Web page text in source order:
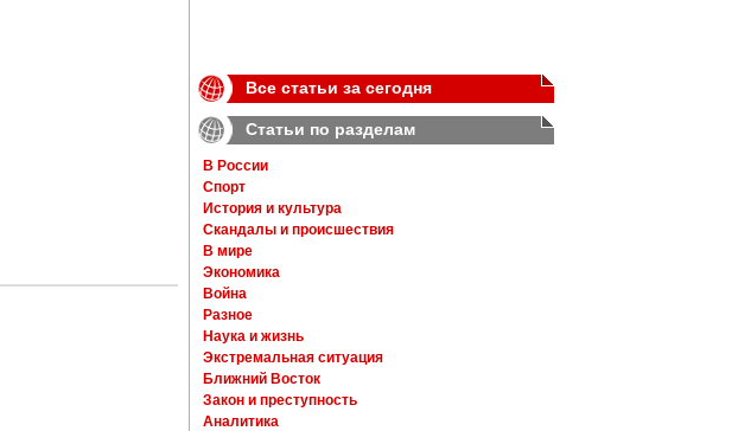
Все статьи за сегодня
Статьи по разделам
В России
Спорт
История и культура
Скандалы и происшествия
В мире
Экономика
Война
Разное
Наука и жизнь
Экстремальная ситуация
Ближний Восток
Закон и преступность
Аналитика